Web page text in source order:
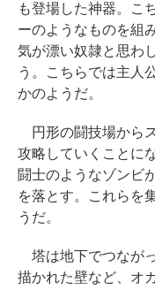
も登場した神器。こ
ーのようなものを組
気が漂い奴隷と思わ
う。こちらでは主人
かのようだ。
円形の闘技場から
攻略していくことに
闘士のようなゾンビ
を落とす。これらを
うだ。
塔は地下でつなが
描かれた壁など、オ